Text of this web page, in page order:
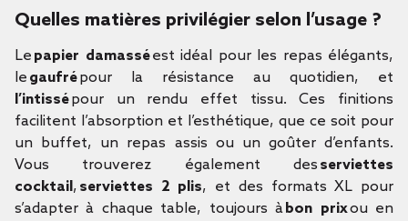
Quelles matières privilégier selon l’usage ?
Le papier damasséest idéal pour les repas élégants,
le gaufrépour la résistance au quotidien, et
l’intissépour un rendu effet tissu. Ces finitions
facilitent l’absorption et l’esthétique, que ce soit pour
un buffet, un repas assis ou un goûter d’enfants.
Vous trouverez également des serviettes
cocktail, serviettes 2 plis, et des formats XL pour
s’adapter à chaque table, toujours àbon prixou en